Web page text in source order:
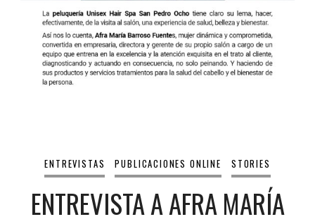
ENTREVISTAS PUBLICACIONES ONLINE STORIES
ENTREVISTA A AFRA MARÍA